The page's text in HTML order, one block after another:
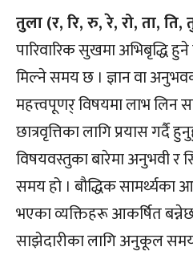
तुला (र, रि, रु, रे, रो, ता, ति,
पारिवारिक सुखमा अभिबृद्धि
मिल्ने समय छ । ज्ञान वा
महत्त्वपूणर् विषयमा लाभ लिन
छात्रवृत्तिका लागि प्रयास
विषयवस्तुका बारेमा अनुभवी
समय हो । बौद्धिक सामर्थ्यका
भएका व्यक्तिहरू आकर्षित
साझेदारीका लागि अनुकूल